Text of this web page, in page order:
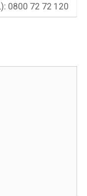
0800 72 72 120